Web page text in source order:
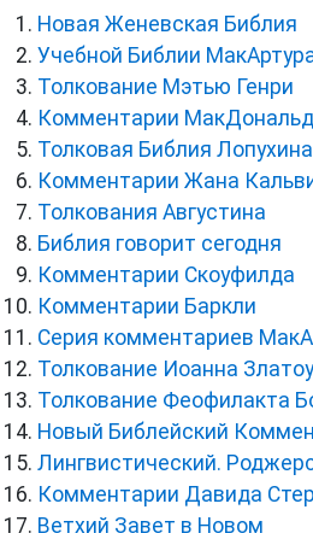
Новая Женевская Библия
Учебной Библии
Толкование Мэтью Генри
Комментарии
Толковая Библия Лопухина
Комментарии Жана
Толкования Августина
Библия говорит сегодня
Комментарии Скоуфилда
Комментарии Баркли
Серия комментариев
Толкование Иоанна
Толкование Феофилакта
Новый Библейский
Лингвистический.
Комментарии Давида
Ветхий Завет в Новом